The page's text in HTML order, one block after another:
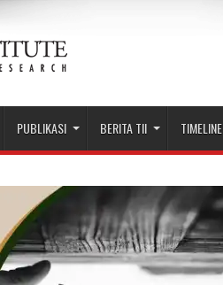
PUBLIKASI BERITA TII TIMELINE